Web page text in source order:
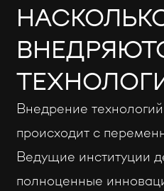
Внедрение
происходит с
Ведущие институции
полноценные